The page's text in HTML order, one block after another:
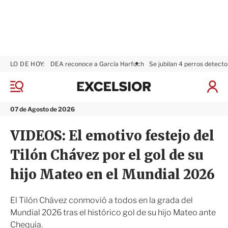
M
n
07 de Agosto de 2026
LO DE HOY: DEA reconoce a García Harfuch Se jubilan 4 perros
I
i
a
e
s
x
s
i
r
VIDEOS: El emotivo festejo del
Tilón Chávez por el gol de su
hijo Mateo en el Mundial 2026
El Tilón Chávez conmovió a todos en la grada del
Mundial 2026 tras el histórico gol de su hijo Mateo ante
Chequia.